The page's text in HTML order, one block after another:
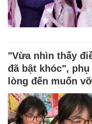
"Vừa nhìn thấy
đã bật khóc",
lòng đến muốn